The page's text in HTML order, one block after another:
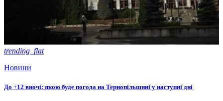
trending_flat
Новини
До +12 вночі: якою буде погода на Тернопільщині у наступні дні